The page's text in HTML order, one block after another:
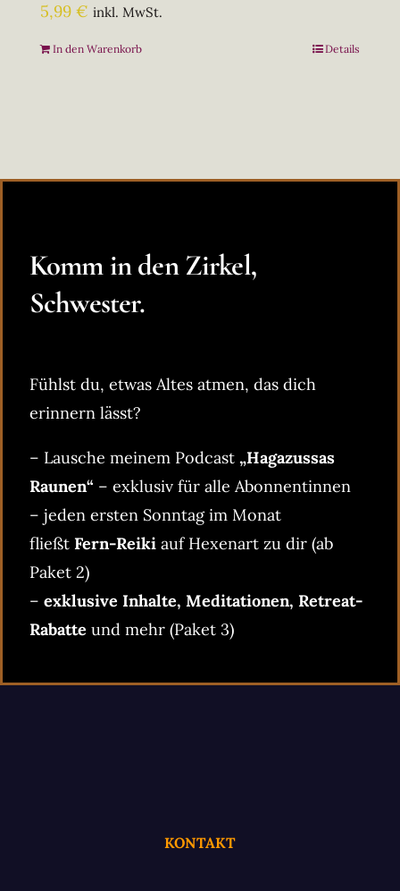
5,99 € inkl. MwSt.
In den Warenkorb Details
Komm in den Zirkel,
Schwester.
Fühlst du, etwas Altes atmen, das dich
erinnern lässt?
– Lausche meinem Podcast „Hagazussas
Raunen“ – exklusiv für alle Abonnentinnen
– jeden ersten Sonntag im Monat
fließt Fern-Reiki auf Hexenart zu dir (ab
Paket 2)
– exklusive Inhalte, Meditationen, Retreat-
Rabatte und mehr (Paket 3)
KONTAKT